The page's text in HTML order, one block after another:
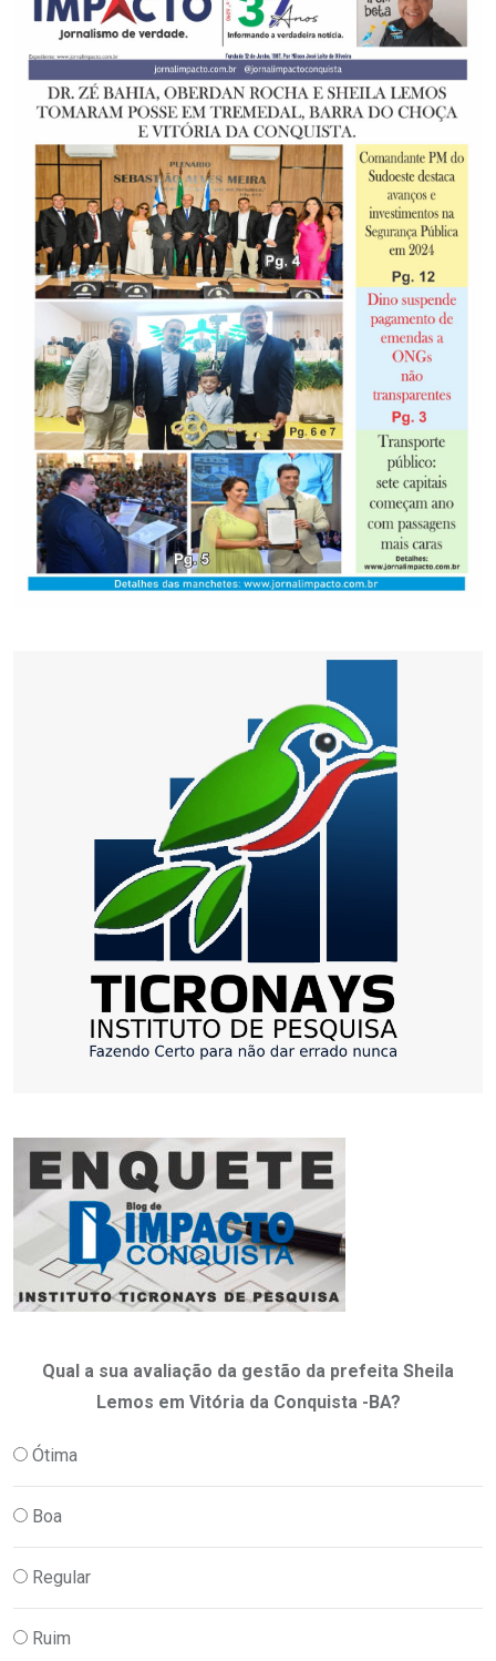
Qual a sua avaliação da gestão da prefeita Sheila
Lemos em Vitória da Conquista -BA?
Ótima
Boa
Regular
Ruim